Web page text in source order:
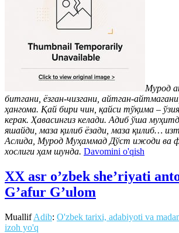
Мурод
битгани, ёзган-чизгани, айтган-
ҳангома. Қай бири чин, қайси тўқима –
керак. Ҳавасингиз келади. Адиб ўша
яшайди, маза қилиб ёзади, маза қилиб…
Аслида, Мурод Муҳаммад Дўст ижоди ва
хослиги ҳам шунда. Davomini o'qish
XX asr o’zbek she’riyati
G’afur G’ulom
MuallifAdib: O'zbek tarixi, adabiyoti va
izoh yo'q